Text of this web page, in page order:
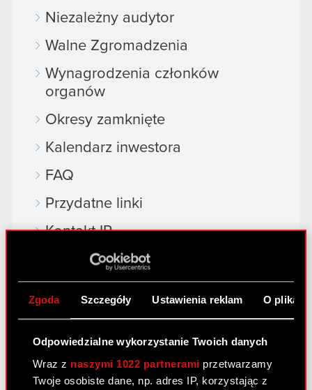
Zgoda Szczegóły Ustawienia reklam O
Odpowiedzialne wykorzystanie Twoich danych
Wraz z naszymi 1022 partnerami przetwarzamy
Twoje osobiste dane, np. adres IP, korzystając z
Niezależny audytor
Walne Zgromadzenia
Wynagrodzenia członków
organów
Okresy zamknięte
Kalendarz inwestora
FAQ
Przydatne linki
Kontakt IR
Dowiedz się więcej:
thewitcher.com
cyberpunk.net
gear.cdprojektred.com